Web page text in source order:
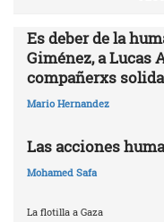
Es deber de la
Giménez, a Lucas
compañerxs
Mario Hernandez
Las acciones
Mohamed Safa
La flotilla a Gaza